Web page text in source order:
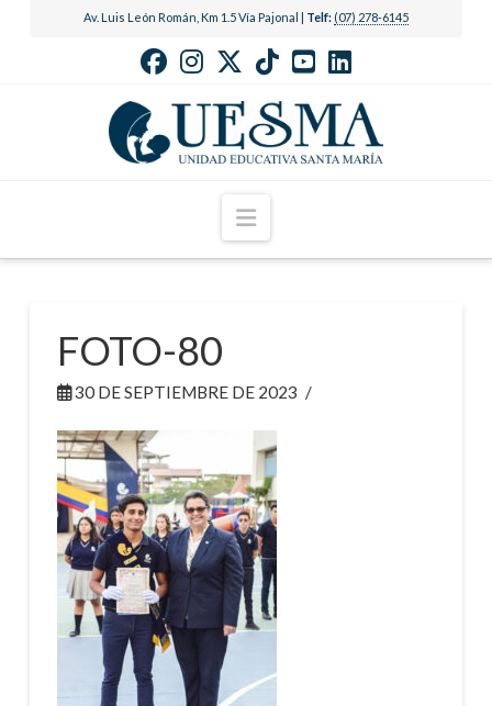
Av. Luis León Román, Km 1.5 Vía Pajonal | Telf: (07) 278-6145
Navigation
FOTO-80
30 DE SEPTIEMBRE DE 2023